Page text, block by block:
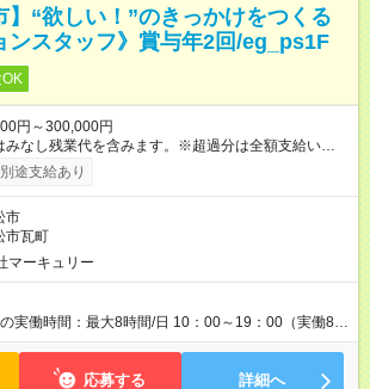
】“欲しい！”のきっかけをつくる
ンスタッフ》賞与年2回/eg_ps1F
円～300,000円
みなし残業代を含みます。※超過分は全額支給いたし
し残業代 14,616円／月 みなし残業時間 10時間／月
ルを考慮の上、当社規程により決定します。 ーー
次昇給」があり、仕事での成果にあわせて昇給しま
張っている人は、上長の裁量でさらにプラスの昇給
。努力や成長が収入につながる環境です。 【試用
期間あり 試用期間の長さ：3ヶ月 雇用形態、給与は
じです。
途支給あり
市
市瓦町
マーキュリー
実働時間：最大8時間/日 10：00～19：00（実働8時
地により異なります。
応募する 詳細へ